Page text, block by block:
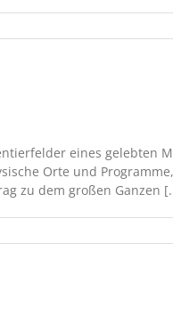
eines gelebten
Orte und
zu dem großen Ganzen